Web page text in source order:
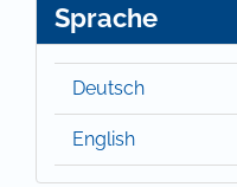
Sprache
Deutsch
English